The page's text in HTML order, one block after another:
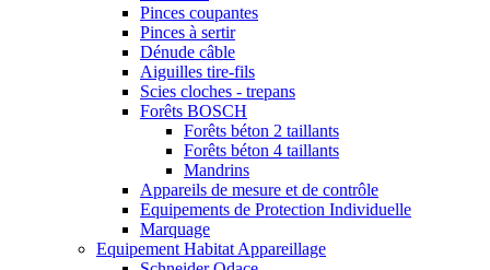
Pinces coupantes
Pinces à sertir
Dénude câble
Aiguilles tire-fils
Scies cloches - trepans
Forêts BOSCH
Forêts béton 2 taillants
Forêts béton 4 taillants
Mandrins
Appareils de mesure et de contrôle
Equipements de Protection Individuelle
Marquage
Equipement Habitat Appareillage